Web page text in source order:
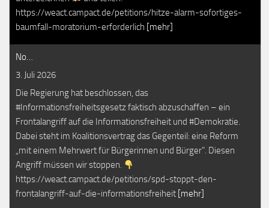
https://weact.campact.de/petitions/hitze-alarm-sofortiges-
baumfall-moratorium-erforderlich [mehr]
No…
3. Juli 2026
Die Regierung hat beschlossen, das
#Informationsfreiheitsgesetz faktisch abzuschaffen – ein
Frontalangriff auf die Informationsfreiheit und #Demokratie.
Dabei steht im Koalitionsvertrag das Gegenteil: eine Reform
„mit einem Mehrwert für Bürgerinnen und Bürger". Diesen
Angriff müssen wir stoppen.
https://weact.campact.de/petitions/spd-stoppt-den-
frontalangriff-auf-die-informationsfreiheit [mehr]